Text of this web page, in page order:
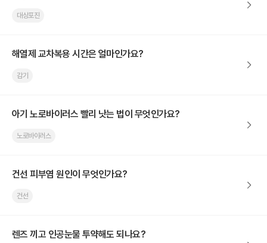
대상포진
해열제 교차복용 시간은 얼마인가요?
감기
아기 노로바이러스 빨리 낫는 법이 무엇인가요?
노로바이러스
건선 피부염 원인이 무엇인가요?
건선
렌즈 끼고 인공눈물 투약해도 되나요?